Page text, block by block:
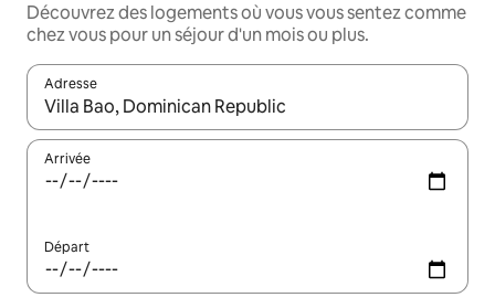
Découvrez des logements où vous vous sentez comme
chez vous pour un séjour d'un mois ou plus.
Adresse
Lorsque les résultats s'affichent, utilisez les flèches vers le
Arrivée
Départ